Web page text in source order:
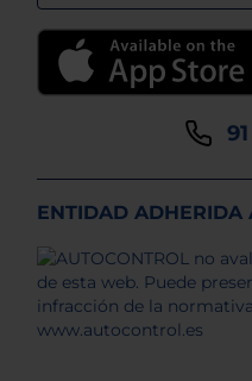
ENTIDAD ADHERIDA